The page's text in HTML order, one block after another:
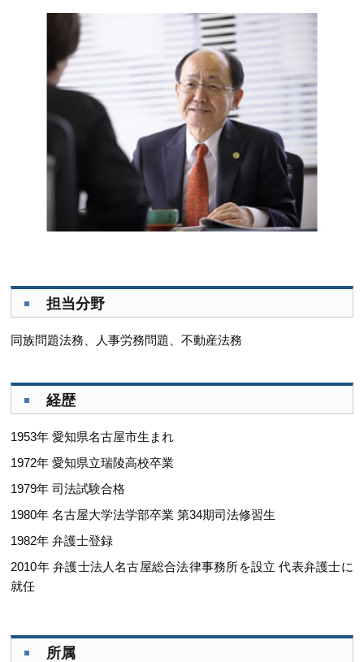
担当分野
同族問題法務、人事労務問題、不動産法務
経歴
1953年 愛知県名古屋市生まれ
1972年 愛知県立瑞陵高校卒業
1979年 司法試験合格
1980年 名古屋大学法学部卒業 第34期司法修習生
1982年 弁護士登録
2010年 弁護士法人名古屋総合法律事務所を設立 代表弁護士に
就任
所属